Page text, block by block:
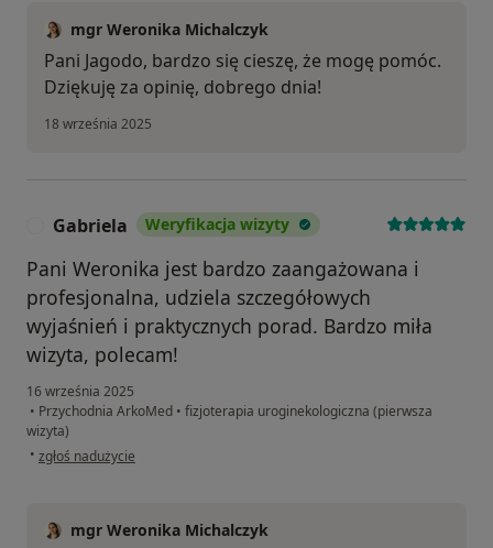
mgr Weronika Michalczyk
Pani Jagodo, bardzo się cieszę, że mogę pomóc.
Dziękuję za opinię, dobrego dnia!
18 września 2025
Gabriela Weryfikacja wizyty
Pani Weronika jest bardzo zaangażowana i
profesjonalna, udziela szczegółowych
wyjaśnień i praktycznych porad. Bardzo miła
wizyta, polecam!
16 września 2025
• Przychodnia ArkoMed • fizjoterapia uroginekologiczna (pierwsza
wizyta)
• w opinii użytkownika Gabriela
zgłoś nadużycie
mgr Weronika Michalczyk